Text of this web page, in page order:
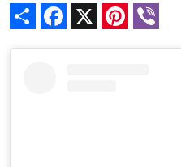
Share Facebook